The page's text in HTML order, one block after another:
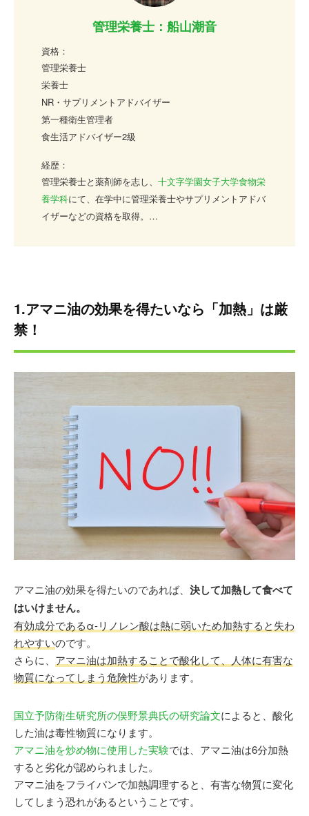
管理栄養士：船山潮音
資格：
管理栄養士
栄養士
NR・サプリメントアドバイザー
第一種衛生管理者
食生活アドバイザー2級
経歴：
管理栄養士と薬剤師を志し、 十文字学園女子大学食物栄
養学科にて、在学中に管理栄養士やサプリメントアドバ
イザーなどの資格を取得。
識も深めたいという強い思いで、管理栄養士やサプリメ
ントアドバイザーなどの資格を活かしながら精力的に活
でいる。
1.アマニ油の効果を得たいなら「加熱」は厳
禁！
アマニ油の効果を得たいのであれば、 決して加熱して食べて
はいけません。
有効成分であるα-リノレン酸は熱に弱いため加熱すると失わ
れやすいのです。
さらに、 アマニ油は加熱することで酸化して、人体に有害な
物質になってしまう危険性があります。
国立予防衛生研究所の俣野景典氏の研究論文によると、酸化
した油は毒性物質になります。
アマニ油を炒め物に使用した実験では、アマニ油は6分加熱
すると劣化が認められました。
アマニ油をフライパンで加熱調理すると、有害な物質に変化
してしまう恐れがあるということです。